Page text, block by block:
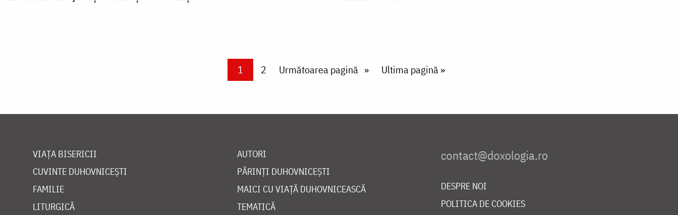
Current page
1 Page
2 Next page
Următoarea pagină Last page
Ultima pagină »
VIAȚA BISERICII
CUVINTE DUHOVNICEȘTI
FAMILIE
LITURGICĂ
AUTORI
PĂRINȚI DUHOVNICEȘTI
MAICI CU VIAȚĂ DUHOVNICEASCĂ
TEMATICĂ
DESPRE NOI
POLITICA DE COOKIES